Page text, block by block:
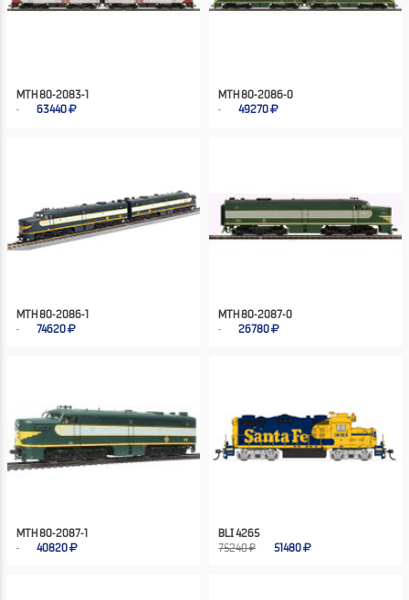
MTH 80-2083-1
63440
MTH 80-2086-0
49270
MTH 80-2086-1
74620
MTH 80-2087-0
26780
MTH 80-2087-1
40820
BLI 4265
75240 ₽
51480